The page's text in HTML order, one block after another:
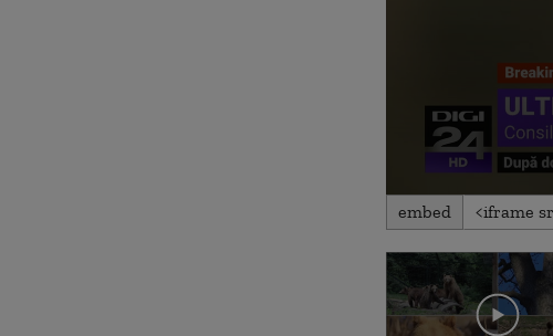
0
seconds
1
minute,
34
secondsVolume
90%
embed